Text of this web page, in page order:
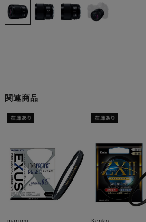
関連商品
marumi Kenko